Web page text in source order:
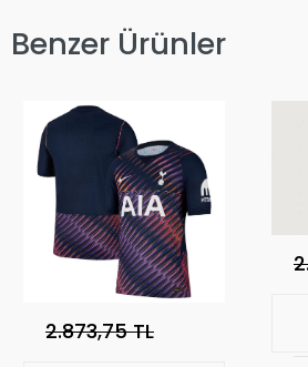
Benzer Ürünler
2.873,75 TL